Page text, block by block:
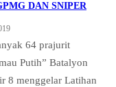
DAN SNIPER
64 prajurit
Putih” Batalyon
8 menggelar Latihan